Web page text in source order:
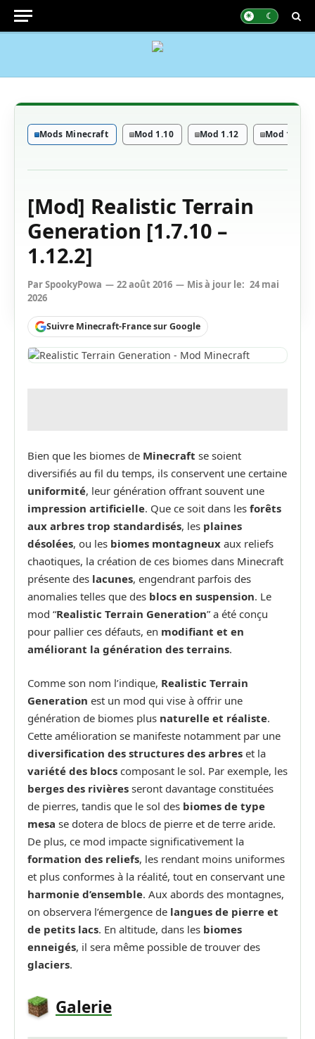
Mods Minecraft Mod 1.10 Mod 1.12 Mod 1.7
[Mod] Realistic Terrain
Generation [1.7.10 –
1.12.2]
ParSpookyPowa 22 août 2016 Mis à jour le: 24 mai
2026
Suivre Minecraft-France sur Google
Bien que les biomes de Minecraft se soient
diversifiés au fil du temps, ils conservent une certaine
uniformité, leur génération offrant souvent une
impression artificielle. Que ce soit dans les forêts
aux arbres trop standardisés, les plaines
désolées, ou les biomes montagneux aux reliefs
chaotiques, la création de ces biomes dans Minecraft
présente des lacunes, engendrant parfois des
anomalies telles que des blocs en suspension. Le
mod “Realistic Terrain Generation” a été conçu
pour pallier ces défauts, en modifiant et en
améliorant la génération des terrains.
Comme son nom l’indique, Realistic Terrain
Generation est un mod qui vise à offrir une
génération de biomes plus naturelle et réaliste.
Cette amélioration se manifeste notamment par une
diversification des structures des arbres et la
variété des blocs composant le sol. Par exemple, les
berges des rivières seront davantage constituées
de pierres, tandis que le sol des biomes de type
mesa se dotera de blocs de pierre et de terre aride.
De plus, ce mod impacte significativement la
formation des reliefs, les rendant moins uniformes
et plus conformes à la réalité, tout en conservant une
harmonie d’ensemble. Aux abords des montagnes,
on observera l’émergence de langues de pierre et
de petits lacs. En altitude, dans les biomes
enneigés, il sera même possible de trouver des
glaciers.
Galerie